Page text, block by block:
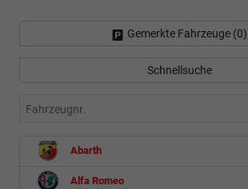
Gemerkte Fahrzeuge (0)
Schnellsuche
Fahrzeugnr.
Abarth
Alfa Romeo